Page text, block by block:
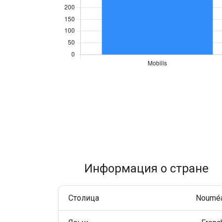
Улучшайте взаимодействие с клиентами через
WhatsApp по всему миру.
поколения с мультимедиа и интерактивностью.
Информация о стране
Столица